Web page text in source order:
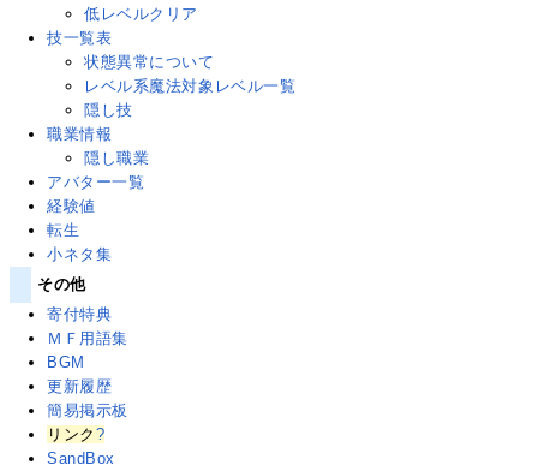
低レベルクリア
技一覧表
状態異常について
レベル系魔法対象レベル一覧
隠し技
職業情報
隠し職業
アバター一覧
経験値
転生
小ネタ集
その他
寄付特典
ＭＦ用語集
BGM
更新履歴
簡易掲示板
リンク ?
SandBox